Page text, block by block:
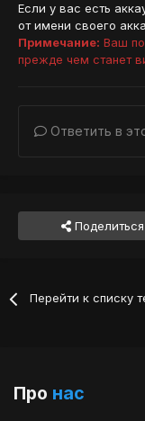
Если у вас есть
от имени своего
Примечание: Ваш
прежде чем станет
Ответить в
Поделиться
Перейти к списку
Про нас